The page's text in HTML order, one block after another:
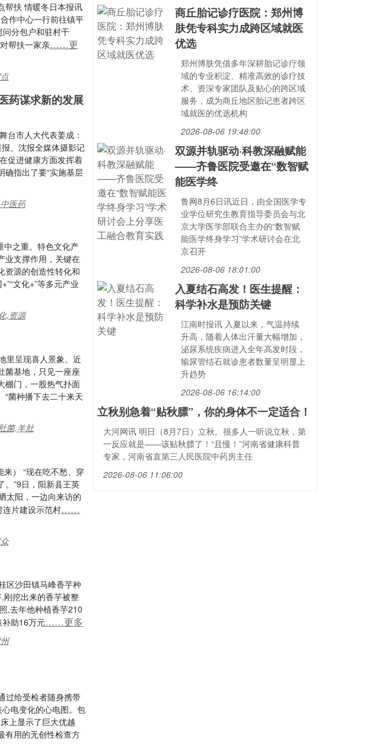
帮扶 情暖冬日本报讯
作中心一行前往镇平
问分包户和驻村干
帮扶一家亲……更
药谋求新的发展
台市人大代表姜成：
、沈报全媒体摄影记
促进健康方面发挥着
确指出了要“实施基层
医药
中之重。特色文化产
业支撑作用，关键在
资源的创造性转化和
文化+”等多元产业
,资源
里呈现喜人景象。近
菌基地，只见一座座
棚门，一股热气扑面
菌种播下去二十来天
菌,羊肚
） “现在吃不愁、穿
。”9日，阳新县王英
太阳，一边向来访的
连片建设示范村……
区沙田镇马峰香芋种
刚挖出来的香芋被整
,去年他种植香芋210
助16万元……更多
过给受检者随身携带
电变化的心电图。包
上显示了巨大优越
有用的无创性检查方
商丘胎记诊疗医院：郑州博
肤凭专科实力成跨区域就医
优选
郑州博肤凭借多年深耕胎记诊疗领
域的专业积淀、精准高效的诊疗技
术、资深专家团队及贴心的跨区域
服务，成为商丘地区胎记患者跨区
域就医的优选机构
2026-08-06 19:48:00
双源并轨驱动·科教深融赋能
——齐鲁医院受邀在“数智赋
能医学终
鲁网8月6日讯近日，由全国医学专
业学位研究生教育指导委员会与北
京大学医学部联合主办的“数智赋
能医学终身学习”学术研讨会在北
京召开
2026-08-06 18:01:00
入夏结石高发！医生提醒：
科学补水是预防关键
江南时报讯 入夏以来，气温持续
升高，随着人体出汗量大幅增加，
泌尿系统疾病进入全年高发时段，
输尿管结石就诊患者数量呈明显上
升趋势
2026-08-06 16:14:00
立秋别急着“贴秋膘”，你的身体不一定适合！
大河网讯 明日（8月7日）立秋。很多人一听说立秋，第
一反应就是——该贴秋膘了！“且慢！”河南省健康科普
专家，河南省直第三人民医院中药房主任
2026-08-06 11:06:00